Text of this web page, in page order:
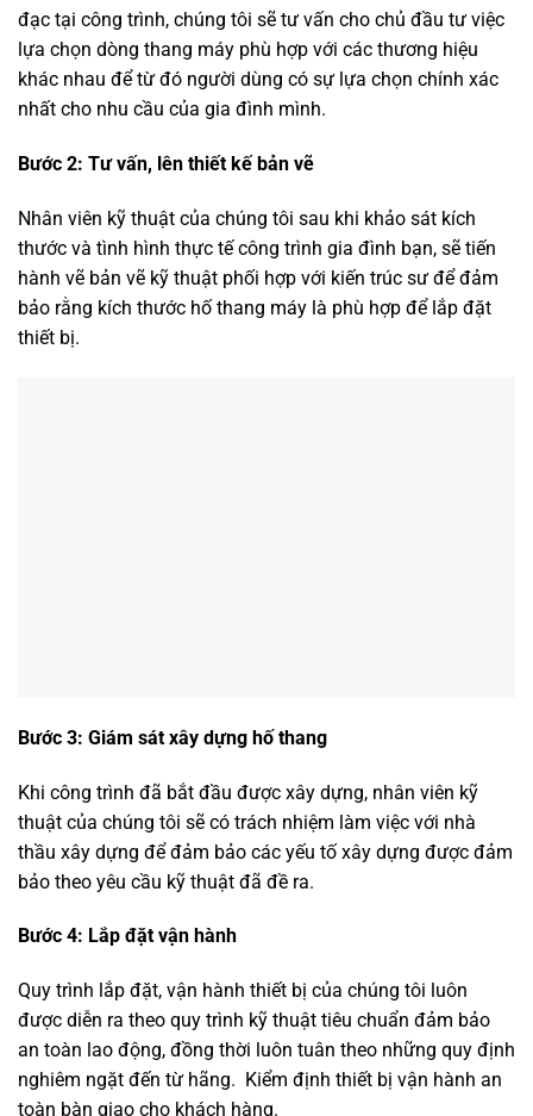
đạc tại công trình, chúng tôi sẽ tư vấn cho chủ đầu tư việc
lựa chọn dòng thang máy phù hợp với các thương hiệu
khác nhau để từ đó người dùng có sự lựa chọn chính xác
nhất cho nhu cầu của gia đình mình.
Bước 2: Tư vấn, lên thiết kế bản vẽ
Nhân viên kỹ thuật của chúng tôi sau khi khảo sát kích
thước và tình hình thực tế công trình gia đình bạn, sẽ tiến
hành vẽ bản vẽ kỹ thuật phối hợp với kiến trúc sư để đảm
bảo rằng kích thước hố thang máy là phù hợp để lắp đặt
thiết bị.
Bước 3: Giám sát xây dựng hố thang
Khi công trình đã bắt đầu được xây dựng, nhân viên kỹ
thuật của chúng tôi sẽ có trách nhiệm làm việc với nhà
thầu xây dựng để đảm bảo các yếu tố xây dựng được đảm
bảo theo yêu cầu kỹ thuật đã đề ra.
Bước 4: Lắp đặt vận hành
Quy trình lắp đặt, vận hành thiết bị của chúng tôi luôn
được diễn ra theo quy trình kỹ thuật tiêu chuẩn đảm bảo
an toàn lao động, đồng thời luôn tuân theo những quy định
nghiêm ngặt đến từ hãng. Kiểm định thiết bị vận hành an
toàn bàn giao cho khách hàng.